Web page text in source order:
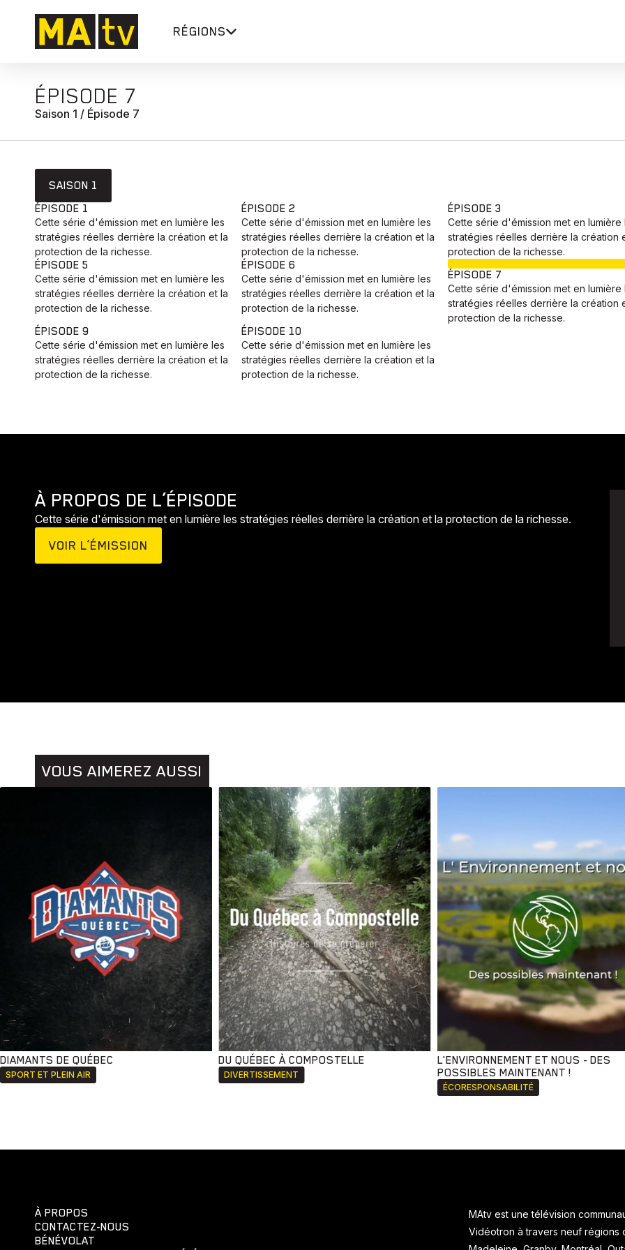
RÉGIONS
ÉPISODE 7
Saison 1 / Épisode 7
SAISON 1
ÉPISODE 1
Cette série d'émission met en lumière les
stratégies réelles derrière la création et la
protection de la richesse.
ÉPISODE 2
Cette série d'émission met en lumière les
stratégies réelles derrière la création et la
protection de la richesse.
ÉPISODE 3
Cette série d'émission met en lumière
stratégies réelles derrière la création
protection de la richesse.
ÉPISODE 5
Cette série d'émission met en lumière les
stratégies réelles derrière la création et la
protection de la richesse.
ÉPISODE 6
Cette série d'émission met en lumière les
stratégies réelles derrière la création et la
protection de la richesse.
ÉPISODE 7
Cette série d'émission met en lumière
stratégies réelles derrière la création
protection de la richesse.
ÉPISODE 9
Cette série d'émission met en lumière les
stratégies réelles derrière la création et la
protection de la richesse.
ÉPISODE 10
Cette série d'émission met en lumière les
stratégies réelles derrière la création et la
protection de la richesse.
À PROPOS DE L’ÉPISODE
Cette série d'émission met en lumière les stratégies réelles derrière la création et la protection de la richesse.
VOIR L’ÉMISSION
VOUS AIMEREZ AUSSI
DIAMANTS DE QUÉBEC
SPORT ET PLEIN AIR
DU QUÉBEC À COMPOSTELLE
DIVERTISSEMENT
L'ENVIRONNEMENT ET NOUS - DES
POSSIBLES MAINTENANT !
ÉCORESPONSABILITÉ
À PROPOS
CONTACTEZ-NOUS
BÉNÉVOLAT
MAtv est une télévision
Vidéotron à travers neuf régions